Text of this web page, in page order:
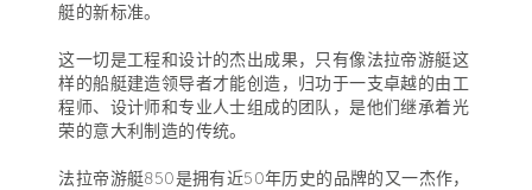
艇的新标准。
这一切是工程和设计的杰出成果，只有像法拉帝游艇这
样的船艇建造领导者才能创造，归功于一支卓越的由工
程师、设计师和专业人士组成的团队，是他们继承着光
荣的意大利制造的传统。
法拉帝游艇850是拥有近50年历史的品牌的又一杰作，